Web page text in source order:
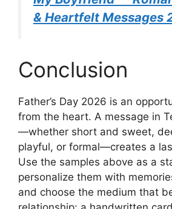
& Heartfelt Messages
Conclusion
Father’s Day 2026 is an
from the heart. A message in
—whether short and sweet,
playful, or formal—creates a
Use the samples above as a
personalize them with
and choose the medium that